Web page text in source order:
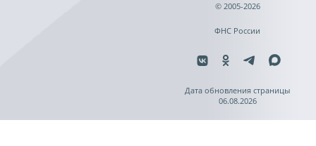
© 2005-2026
ФНС России
Дата обновления страницы
06.08.2026